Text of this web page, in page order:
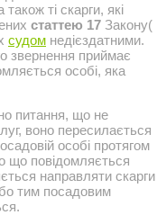
ті скарги, які
статтею 17 Закону(
судом недієздатними.
звернення приймає
особі, яка
питання, що не
воно пересилається
особі протягом
що повідомляється
направляти скарги
тим посадовим